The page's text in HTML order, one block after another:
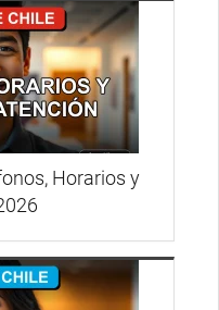
Horarios y